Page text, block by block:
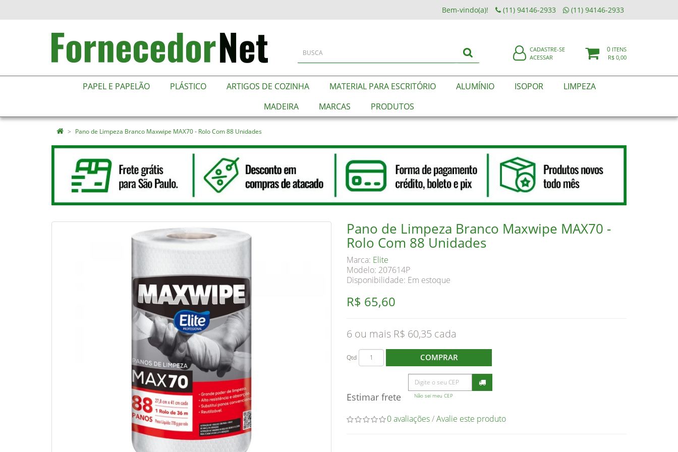
Bem-vindo(a)! (11) 94146-2933 (11) 94146-2933
CADASTRE-SE
ACESSAR
0 ITENS
R$ 0,00
PAPEL E PAPELÃO PLÁSTICO ARTIGOS DE COZINHA MATERIAL PARA ESCRITÓRIO ALUMÍNIO ISOPOR
LIMPEZA
MADEIRA
MARCAS PRODUTOS
Pano de Limpeza Branco Maxwipe MAX70 - Rolo Com 88 Unidades
Pano de Limpeza Branco Maxwipe MAX70 -
Rolo Com 88 Unidades
Marca: Elite
Modelo: 207614P
Disponibilidade: Em estoque
R$ 65,60
6 ou mais R$ 60,35
Qtd COMPRAR
Estimar frete Não sei meu CEP
0 avaliações/Avalie este produto